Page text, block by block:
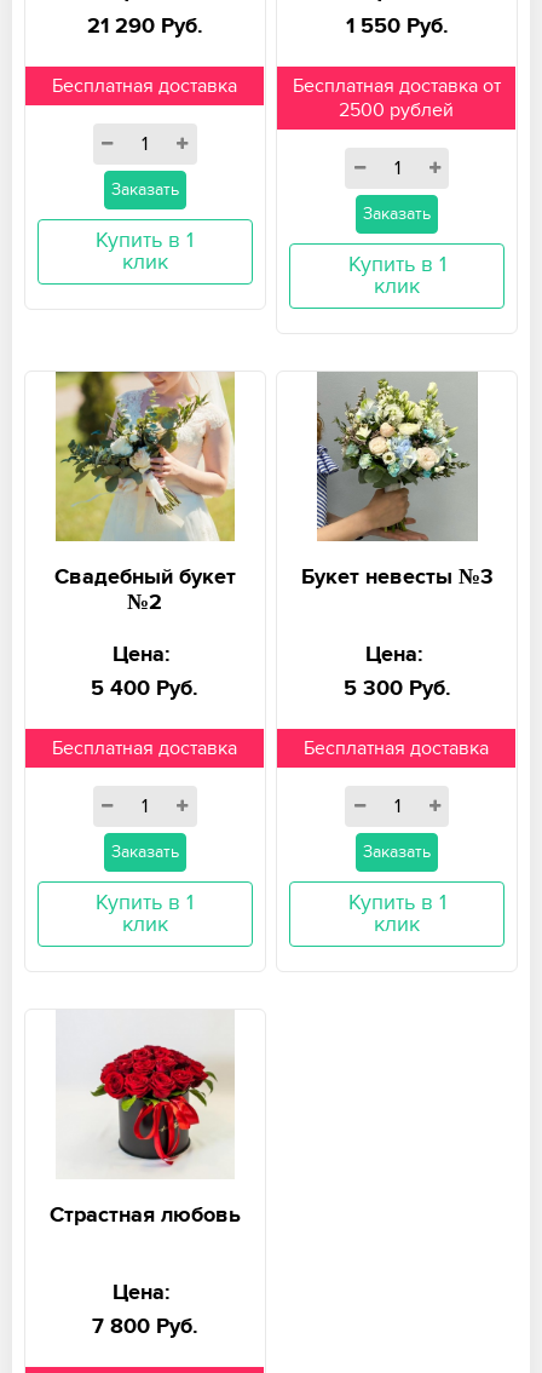
21 290 Руб.
Бесплатная доставка
Заказать
Купить в 1
клик
1 550 Руб.
Бесплатная доставка от
2500 рублей
Заказать
Купить в 1
клик
Свадебный букет
№2
Цена:
5 400 Руб.
Бесплатная доставка
Заказать
Купить в 1
клик
Букет невесты №3
Цена:
5 300 Руб.
Бесплатная доставка
Заказать
Купить в 1
клик
Страстная любовь
Цена:
7 800 Руб.